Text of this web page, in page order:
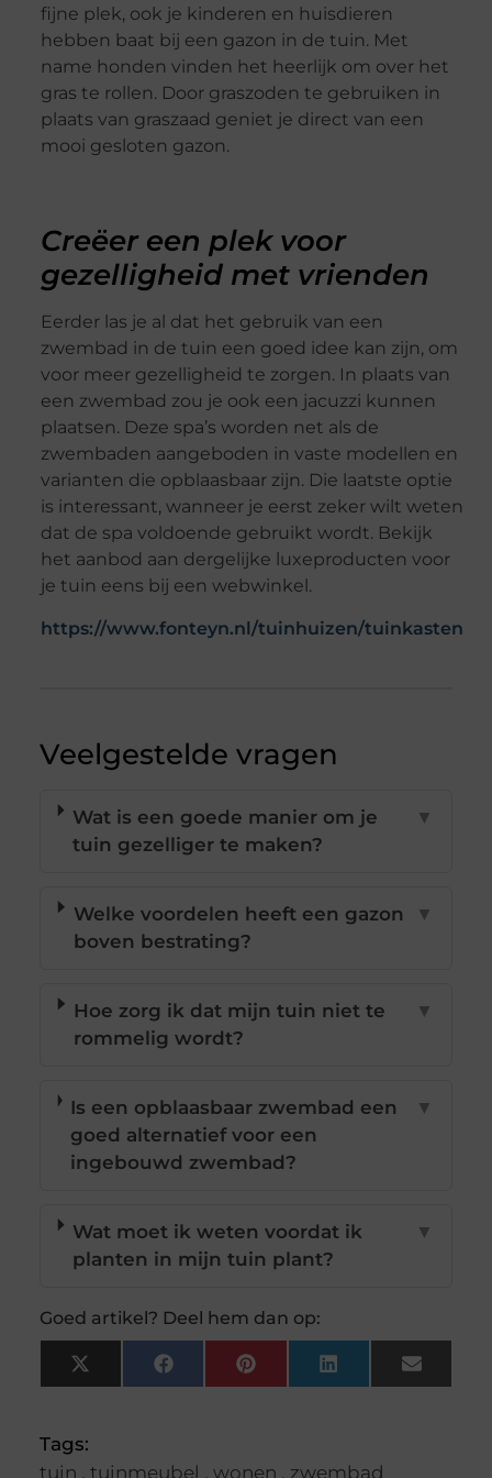
fijne plek, ook je kinderen en huisdieren
hebben baat bij een gazon in de tuin. Met
name honden vinden het heerlijk om over het
gras te rollen. Door graszoden te gebruiken in
plaats van graszaad geniet je direct van een
mooi gesloten gazon.
Creëer een plek voor
gezelligheid met vrienden
Eerder las je al dat het gebruik van een
zwembad in de tuin een goed idee kan zijn, om
voor meer gezelligheid te zorgen. In plaats van
een zwembad zou je ook een jacuzzi kunnen
plaatsen. Deze spa’s worden net als de
zwembaden aangeboden in vaste modellen en
varianten die opblaasbaar zijn. Die laatste optie
is interessant, wanneer je eerst zeker wilt weten
dat de spa voldoende gebruikt wordt. Bekijk
het aanbod aan dergelijke luxeproducten voor
je tuin eens bij een webwinkel.
https://www.fonteyn.nl/tuinhuizen/tuinkasten
Veelgestelde vragen
Wat is een goede manier om je
tuin gezelliger te maken?
▼
Welke voordelen heeft een gazon
boven bestrating?
▼
Hoe zorg ik dat mijn tuin niet te
rommelig wordt?
▼
Is een opblaasbaar zwembad een
goed alternatief voor een
ingebouwd zwembad?
▼
Wat moet ik weten voordat ik
planten in mijn tuin plant?
▼
Goed artikel? Deel hem dan op:
X
(Twitter)
FacebookPinterestLinkedInEmail
Tags:
tuin , tuinmeubel , wonen , zwembad